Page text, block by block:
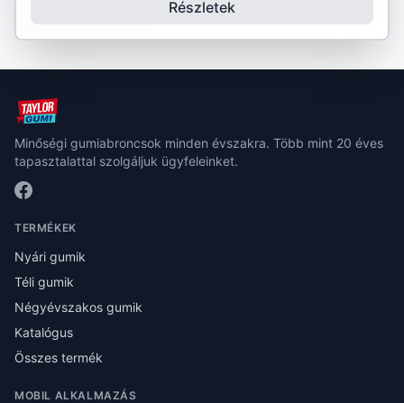
Részletek
Minőségi gumiabroncsok minden évszakra. Több mint 20 éves
tapasztalattal szolgáljuk ügyfeleinket.
TERMÉKEK
Nyári gumik
Téli gumik
Négyévszakos gumik
Katalógus
Összes termék
MOBIL ALKALMAZÁS